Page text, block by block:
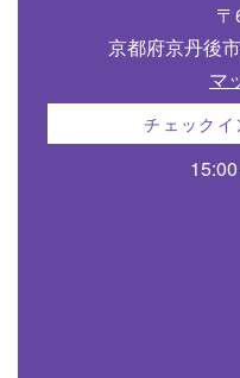
京都府京丹後
マ
チェックイ